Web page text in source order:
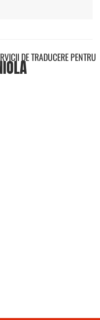
DE TRADUCERE PENTRU